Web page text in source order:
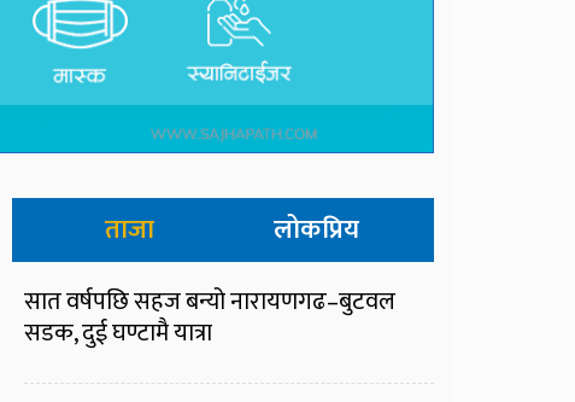
ताजा लोकप्रिय
सात वर्षपछि सहज बन्यो नारायणगढ–बुटवल
सडक, दुई घण्टामै यात्रा